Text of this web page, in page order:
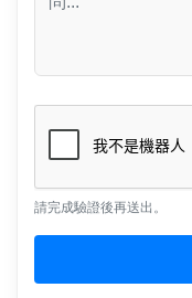
請完成驗證後再送出。